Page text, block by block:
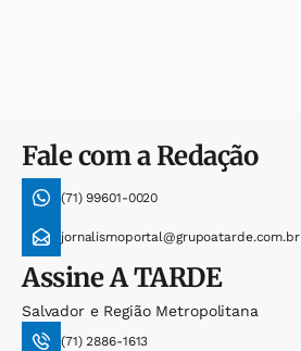
Fale com a Redação
(71) 99601-0020
jornalismoportal@grupoatarde.com.br
AssineA TARDE
Salvador e Região Metropolitana
(71) 2886-1613